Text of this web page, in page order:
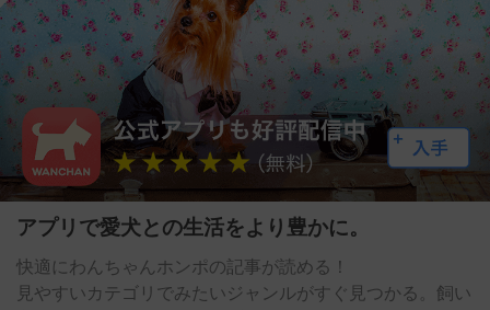
アプリで愛犬との生活をより豊かに。
快適にわんちゃんホンポの記事が読める！
見やすいカテゴリでみたいジャンルがすぐ見つかる。飼い